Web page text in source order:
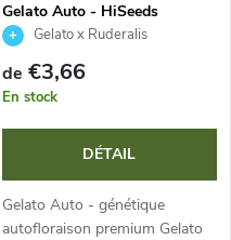
Gelato Auto - HiSeeds
Gelato x Ruderalis
de €3,66
En stock
DÉTAIL
Gelato Auto - génétique
autofloraison premium Gelato